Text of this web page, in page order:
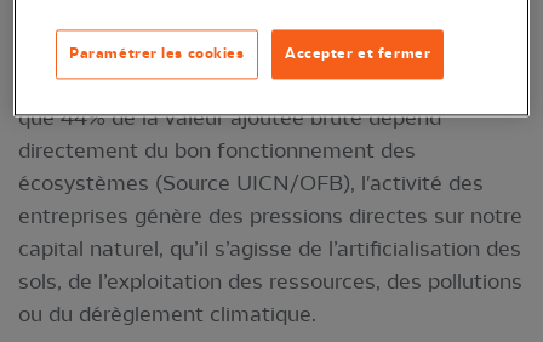
préservation de la biodiversité, comme en
témoigne le dernier rapport de l’IPBES. Alors même
que 44% de la valeur ajoutée brute dépend
directement du bon fonctionnement des
écosystèmes (Source UICN/OFB), l'activité des
entreprises génère des pressions directes sur notre
capital naturel, qu’il s’agisse de l’artificialisation des
sols, de l’exploitation des ressources, des pollutions
ou du dérèglement climatique.
Accepter et fermer
Paramétrer les cookies